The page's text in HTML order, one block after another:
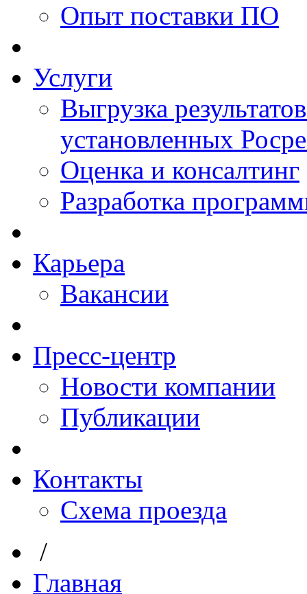
Опыт поставки ПО
Услуги
Выгрузка
установленных
Оценка и консалтинг
Разработка
Карьера
Вакансии
Пресс-центр
Новости компании
Публикации
Контакты
Схема проезда
/
Главная